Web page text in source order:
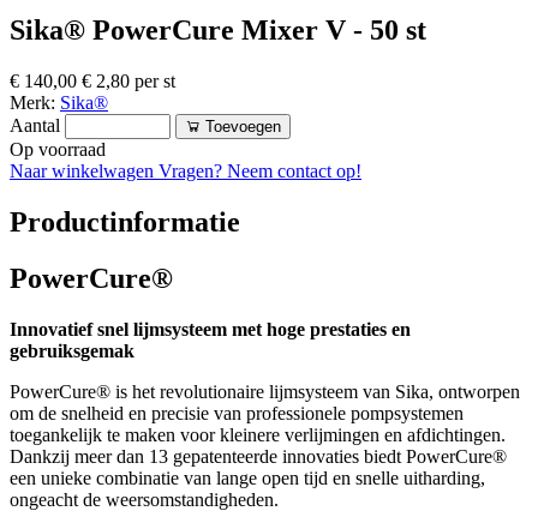
Sika® PowerCure Mixer V - 50 st
€ 140,00 € 2,80 per st
Merk: Sika®
Aantal
Toevoegen
Op voorraad
Naar winkelwagen Vragen? Neem contact op!
Productinformatie
PowerCure®
Innovatief snel lijmsysteem met hoge prestaties en
gebruiksgemak
PowerCure® is het revolutionaire lijmsysteem van Sika, ontworpen
om de snelheid en precisie van professionele pompsystemen
toegankelijk te maken voor kleinere verlijmingen en afdichtingen.
Dankzij meer dan 13 gepatenteerde innovaties biedt PowerCure®
een unieke combinatie van lange open tijd en snelle uitharding,
ongeacht de weersomstandigheden.